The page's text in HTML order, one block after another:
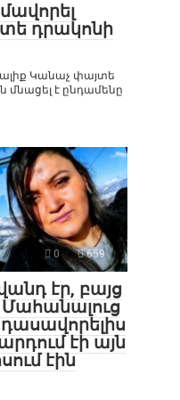
դրակոնի
Կանաչ փայտե
մնացել է ընդամենը
0 659
էր, բայց
Մահանալուց
էի այն
էին